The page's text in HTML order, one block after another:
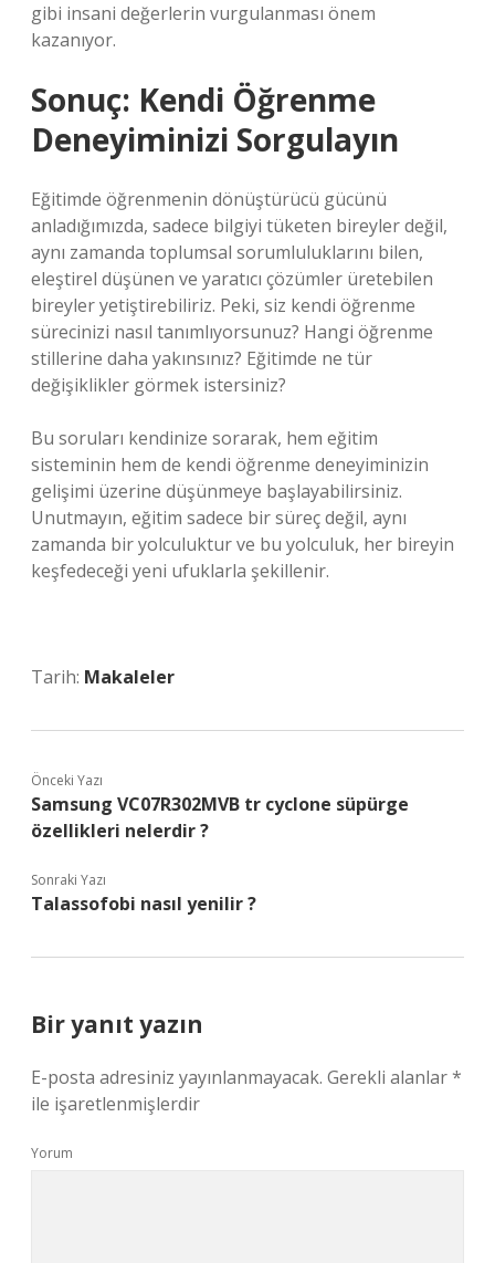
gibi insani değerlerin vurgulanması önem
kazanıyor.
Sonuç: Kendi Öğrenme
Deneyiminizi Sorgulayın
Eğitimde öğrenmenin dönüştürücü gücünü
anladığımızda, sadece bilgiyi tüketen bireyler değil,
aynı zamanda toplumsal sorumluluklarını bilen,
eleştirel düşünen ve yaratıcı çözümler üretebilen
bireyler yetiştirebiliriz. Peki, siz kendi öğrenme
sürecinizi nasıl tanımlıyorsunuz? Hangi öğrenme
stillerine daha yakınsınız? Eğitimde ne tür
değişiklikler görmek istersiniz?
Bu soruları kendinize sorarak, hem eğitim
sisteminin hem de kendi öğrenme deneyiminizin
gelişimi üzerine düşünmeye başlayabilirsiniz.
Unutmayın, eğitim sadece bir süreç değil, aynı
zamanda bir yolculuktur ve bu yolculuk, her bireyin
keşfedeceği yeni ufuklarla şekillenir.
Tarih: Makaleler
Önceki Yazı
Samsung VC07R302MVB tr cyclone süpürge
özellikleri nelerdir ?
Sonraki Yazı
Talassofobi nasıl yenilir ?
Bir yanıt yazın
E-posta adresiniz yayınlanmayacak. Gerekli alanlar*
ile işaretlenmişlerdir
Yorum